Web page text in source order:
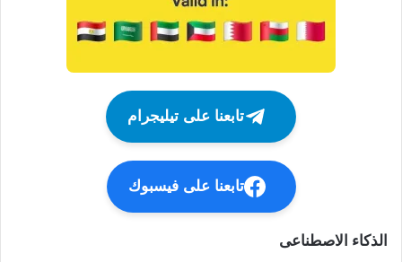
تابعنا على تيليجرام
تابعنا على فيسبوك
الذكاء الاصطناعى